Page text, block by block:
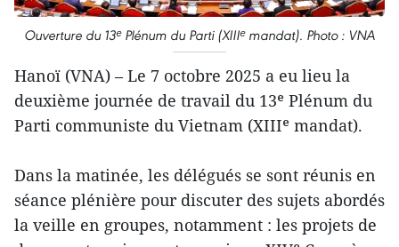
Ouverture du 13ᵉ Plénum du Parti (XIIIᵉ mandat). Photo : VNA
Hanoï (VNA) – Le 7 octobre 2025 a eu lieu la
deuxième journée de travail du 13ᵉ Plénum du
Parti communiste du Vietnam (XIIIᵉ mandat).
Dans la matinée, les délégués se sont réunis en
séance plénière pour discuter des sujets abordés
la veille en groupes, notamment : les projets de